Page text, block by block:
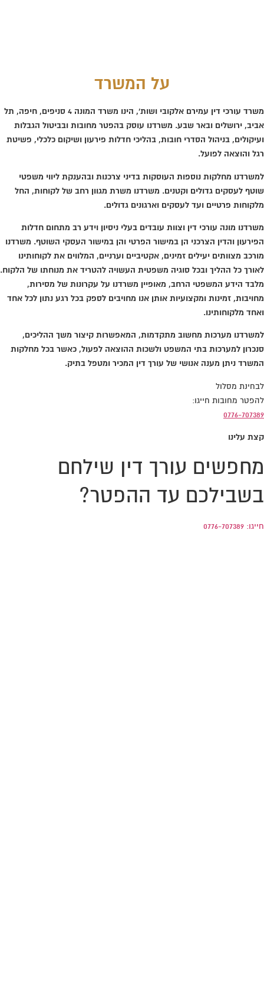
על המשרד
משרד עורכי דין עמירם אלקובי ושות', הינו משרד המונה 4 סניפים, חיפה, תל
אביב, ירושלים ובאר שבע. משרדנו עוסק בהפטר מחובות ובביטול הגבלות
ועיקולים, בניהול הסדרי חובות, בהליכי חדלות פירעון ושיקום כלכלי, פשיטת
רגל והוצאה לפועל.
למשרדנו מחלקות נוספות העוסקות בדיני צרכנות ובהענקת ליווי משפטי
שוטף לעסקים גדולים וקטנים. משרדנו משרת מגוון רחב של לקוחות, החל
מלקוחות פרטיים ועד לעסקים וארגונים גדולים.
משרדנו מונה עורכי דין וצוות עובדים בעלי ניסיון וידע רב מתחום חדלות
הפירעון והדין הצרכני הן במישור הפרטי והן במישור העסקי השוטף. משרדנו
מורכב מצוותים יעילים זמינים, אקטיביים וערניים, המלווים את לקוחותינו
לאורך כל ההליך ובכל סוגיה משפטית העשויה להטריד את מנוחתו של הלקוח.
מלבד הידע המשפטי הרחב, מאופיין משרדנו על עקרונות של מסירות,
מחויבות, זמינות ומקצועיות אותן אנו מחויבים לספק בכל רגע נתון לכל אחד
ואחד מלקוחותינו.
למשרדנו מערכות מחשוב מתקדמות, המאפשרות קיצור משך ההליכים,
סנכרון למערכות בתי המשפט ולשכות ההוצאה לפעול, כאשר בכל מחלקות
המשרד ניתן מענה אנושי של עורך דין המכיר ומטפל בתיק.
לבחינת מסלול
להפטר מחובות חייגו:
0776-707389
קצת עלינו
מחפשים עורך דין שילחם
בשבילכם עד ההפטר?
חייגו: 0776-707389